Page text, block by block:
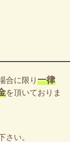
合に限り 一律
を頂いておりま
さい。